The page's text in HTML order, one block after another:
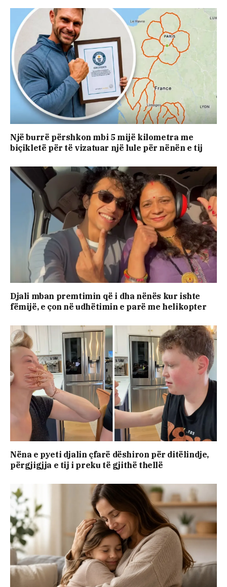
Një burrë përshkon mbi 5 mijë kilometra me
biçikletë për të vizatuar një lule për nënën e tij
Djali mban premtimin që i dha nënës kur ishte
fëmijë, e çon në udhëtimin e parë me helikopter
Nëna e pyeti djalin çfarë dëshiron për ditëlindje,
përgjigjja e tij i preku të gjithë thellë